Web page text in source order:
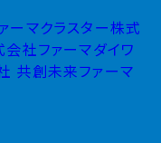
ーマクラスター株式
会社ファーマダイワ
共創未来ファーマ